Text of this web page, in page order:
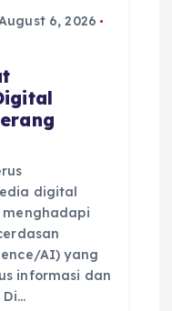
6, 2026
digital
AI) yang
informasi dan
Di…